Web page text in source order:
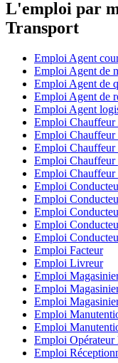
L'emploi par
Transport
Emploi Agent
Emploi Agent de
Emploi Agent de
Emploi Agent de
Emploi Agent
Emploi
Emploi Chauffeur
Emploi Chauffeur
Emploi Chauffeur
Emploi
Emploi
Emploi
Emploi
Emploi
Emploi
Emploi Facteur
Emploi Livreur
Emploi
Emploi
Emploi
Emploi
Emploi
Emploi Opérateur
Emploi